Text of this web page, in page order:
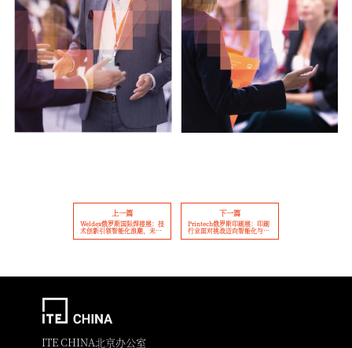
上一篇
Weldex俄罗斯国际焊接展：技
术创新引领智能化浪潮，未来
市场潜力巨大
下一篇
Printech俄罗斯印刷展：印刷
行业面对挑战迈向智能化与可
持续发展
ITE CHINA北京办公室